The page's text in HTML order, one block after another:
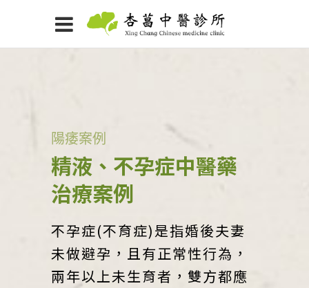
陽痿案例
精液、不孕症中醫藥
治療案例
不孕症(不育症)是指婚後夫妻
未做避孕，且有正常性行為，
兩年以上未生育者，雙方都應